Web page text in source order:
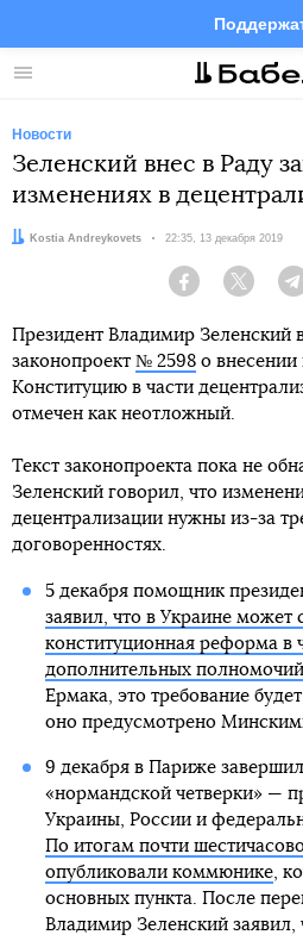
Меню Facebook
Новости
Зеленский внес в Раду
изменениях в
Автор:Kostia Andreykovets Дата:
22:35, 13 декабря 2019
Facebook Twitter
Президент Владимир Зеленский
законопроект № 2598 о внесении
Конституцию в части
отмечен как неотложный.
Текст законопроекта пока не
Зеленский говорил, что
децентрализации нужны из-за
договоренностях.
5 декабря помощник
заявил, что в Украине может
конституционная реформа в
дополнительных
Ермака, это требование
оно предусмотрено
9 декабря в Париже
«нормандской четверки» —
Украины, России и
По итогам почти
опубликовали коммюнике,
основных пункта. После
Владимир Зеленский заявил,